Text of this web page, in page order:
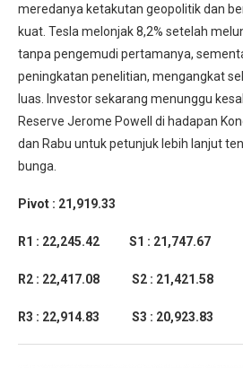
meredanya ketakutan geopolitik dan
kuat. Tesla melonjak 8,2% setelah
tanpa pengemudi pertamanya,
peningkatan penelitian, mengangkat
luas. Investor sekarang menunggu
Reserve Jerome Powell di hadapan
dan Rabu untuk petunjuk lebih lanjut
bunga.
Pivot : 21,919.33
R1 : 22,245.42 S1 : 21,747.67
R2 : 22,417.08 S2 : 21,421.58
R3 : 22,914.83 S3 : 20,923.83